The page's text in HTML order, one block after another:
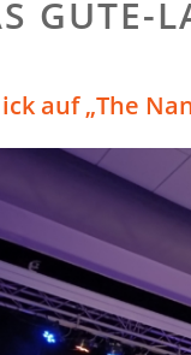
GUTE-
auf „The